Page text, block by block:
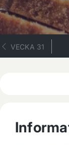
VECKA 31